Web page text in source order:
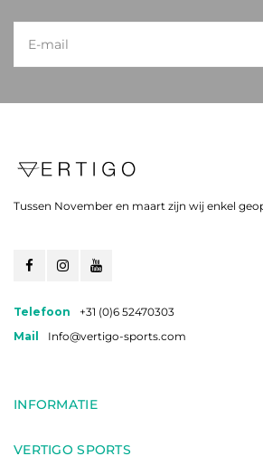
Tussen November en maart zijn wij enkel
Telefoon
+31 (0)6 52470303
Mail
Info@vertigo-sports.com
INFORMATIE
VERTIGO SPORTS